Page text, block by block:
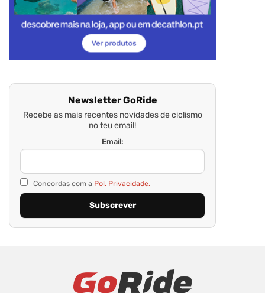
Newsletter GoRide
Recebe as mais recentes novidades de ciclismo
no teu email!
Email:
Concordas com a Pol. Privacidade.